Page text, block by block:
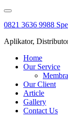
Skip
content
0821 3636 9988
Aplikator,
Home
Our Service
Our Client
Article
Gallery
Contact Us